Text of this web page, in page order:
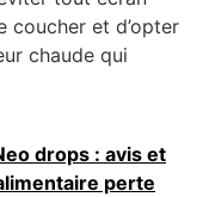
coucher et d’opter
chaude qui
drops : avis et
perte